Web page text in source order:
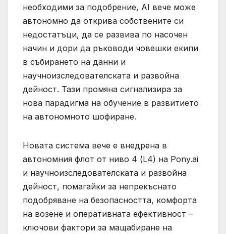
необходими за подобрение, AI вече може
автономно да открива собствените си
недостатъци, да се развива по насочен
начин и дори да ръководи човешки екипи
в събирането на данни и
научноизследователската и развойна
дейност. Тази промяна сигнализира за
нова парадигма на обучение в развитието
на автономното шофиране.
Новата система вече е внедрена в
автономния флот от ниво 4 (L4) на Pony.ai
и научноизследователската и развойна
дейност, помагайки за непрекъснато
подобряване на безопасността, комфорта
на возене и оперативната ефективност –
ключови фактори за мащабиране на